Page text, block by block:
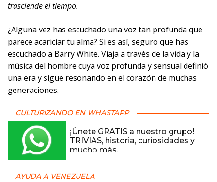
trasciende el tiempo.
¿Alguna vez has escuchado una voz tan profunda que
parece acariciar tu alma? Si es así, seguro que has
escuchado a Barry White. Viaja a través de la vida y la
música del hombre cuya voz profunda y sensual definió
una era y sigue resonando en el corazón de muchas
generaciones.
CULTURIZANDO EN WHASTAPP
¡Únete GRATIS a nuestro grupo!
TRIVIAS, historia, curiosidades y
mucho más.
AYUDA A VENEZUELA